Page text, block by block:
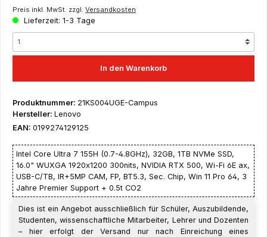
Preis inkl. MwSt. zzgl. Versandkosten
Lieferzeit: 1-3 Tage
In den Warenkorb
Produktnummer: 21KS004UGE-Campus
Hersteller: Lenovo
EAN: 0199274129125
Intel Core Ultra 7 155H (0.7-4.8GHz), 32GB, 1TB NVMe SSD,
16.0" WUXGA 1920x1200 300nits, NVIDIA RTX 500, Wi-Fi 6E ax,
USB-C/TB, IR+5MP CAM, FP, BT5.3, Sec. Chip, Win 11 Pro 64, 3
Jahre Premier Support + 0.5t CO2
Dies ist ein Angebot ausschließlich für Schüler, Auszubildende,
Studenten, wissenschaftliche Mitarbeiter, Lehrer und Dozenten
– hier erfolgt der Versand nur nach Einreichung eines